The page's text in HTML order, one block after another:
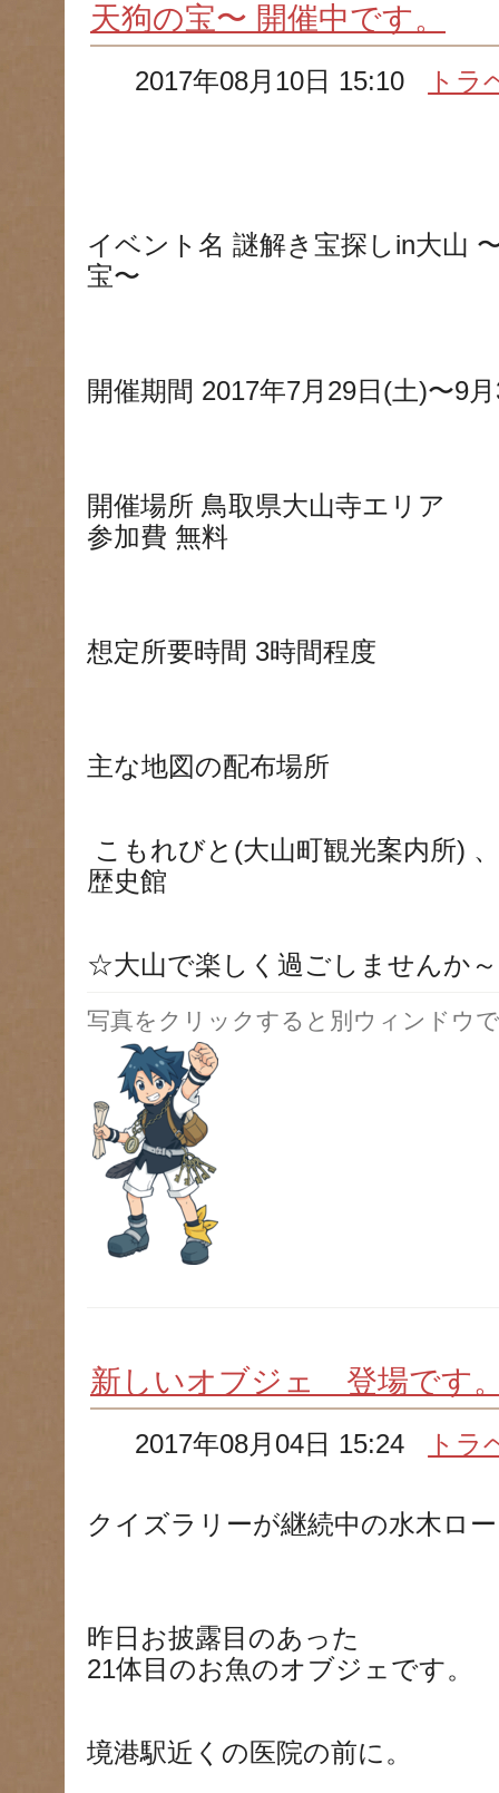
天狗の宝〜 開催中です。
2017年08月10日 15:10 トラ
イベント名 謎解き宝探しin大山
宝〜
開催期間 2017年7月29日(土)〜9
開催場所 鳥取県大山寺エリア
参加費 無料
想定所要時間 3時間程度
主な地図の配布場所
こもれびと(大山町観光案内所)
歴史館
☆大山で楽しく過ごしませんか～
写真をクリックすると別ウィンドウ
新しいオブジェ 登場です
2017年08月04日 15:24 トラ
クイズラリーが継続中の水木ロ
昨日お披露目のあった
21体目のお魚のオブジェです。
境港駅近くの医院の前に。